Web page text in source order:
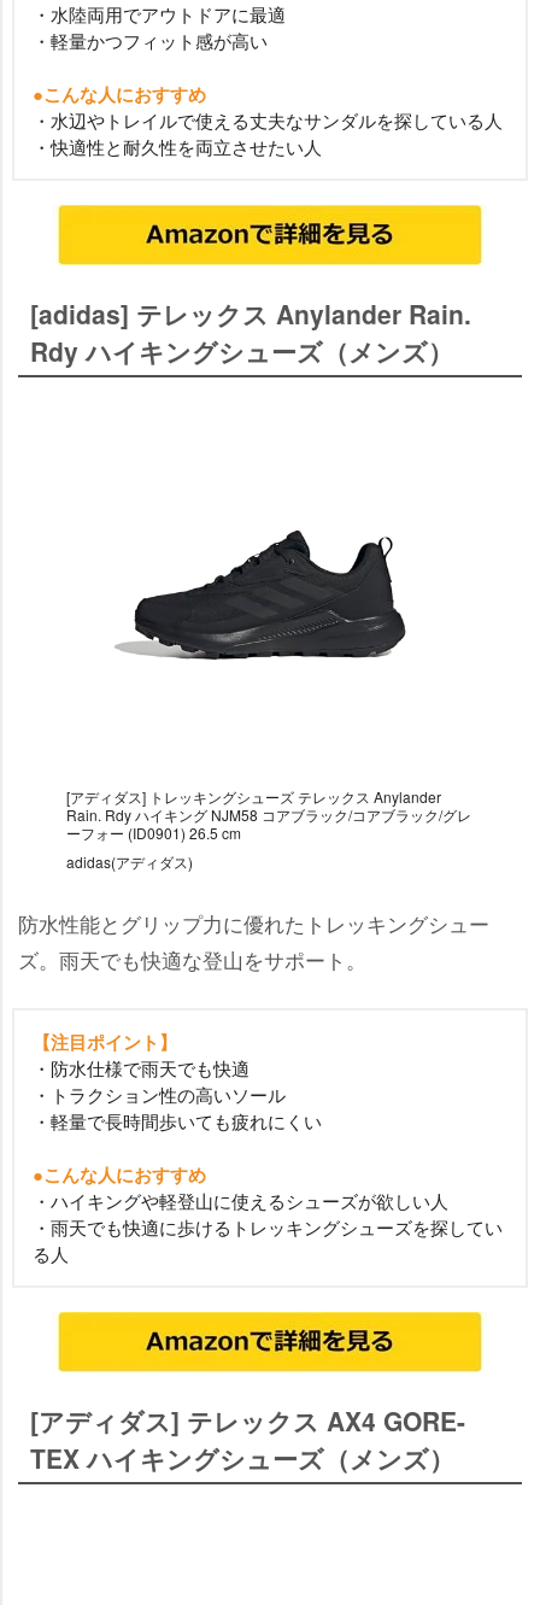
・水陸両用でアウトドアに最適
・軽量かつフィット感が高い
●こんな人におすすめ
・水辺やトレイルで使える丈夫なサンダルを探している人
・快適性と耐久性を両立させたい人
[adidas] テレックス Anylander Rain.
Rdy ハイキングシューズ（メンズ）
[アディダス] トレッキングシューズ テレックス Anylander
Rain. Rdy ハイキング NJM58 コアブラック/コアブラック/グレ
ーフォー (ID0901) 26.5 cm
adidas(アディダス)
防水性能とグリップ力に優れたトレッキングシュー
ズ。雨天でも快適な登山をサポート。
【注目ポイント】
・防水仕様で雨天でも快適
・トラクション性の高いソール
・軽量で長時間歩いても疲れにくい
●こんな人におすすめ
・ハイキングや軽登山に使えるシューズが欲しい人
・雨天でも快適に歩けるトレッキングシューズを探してい
る人
[アディダス] テレックス AX4 GORE-
TEX ハイキングシューズ（メンズ）